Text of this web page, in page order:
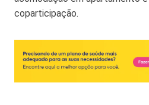
coparticipação.